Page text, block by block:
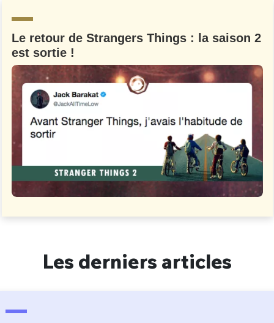
Le retour de Strangers Things : la saison 2
est sortie !
Les derniers articles
Un Thread
C'EST PARTI